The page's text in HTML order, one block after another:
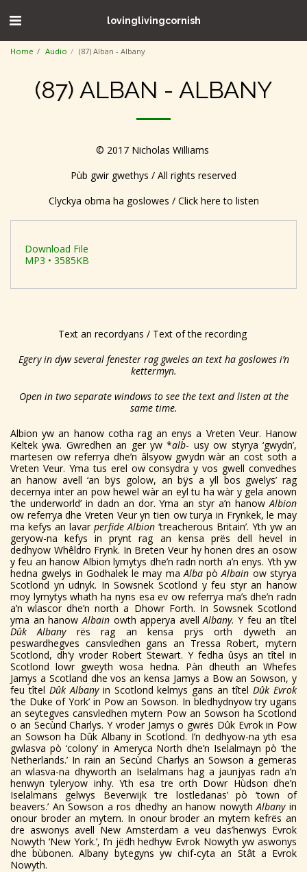
lovinglivingcornish
Home Audio (87) Alban - Albany
(87) ALBAN - ALBANY
© 2017 Nicholas Williams
Pùb gwir gwethys / All rights reserved
Clyckya obma ha goslowes / Click here to listen
Download File
MP3 • 3585KB
Text an recordyans / Text of the recording
Egery in dyw several fenester rag gweles an text ha goslowes i’n
kettermyn.
Open in two separate windows to see the text and listen at the
same time.
Albion yw an hanow cotha rag an enys a Vreten Veur. Hanow
Keltek ywa. Gwredhen an ger yw *alb- usy ow styrya ‘gwydn’,
martesen ow referrya dhe’n âlsyow gwydn wàr an cost soth a
Vreten Veur. Yma tus erel ow consydra y vos gwell convedhes
an hanow avell ‘an bÿs golow, an bÿs a yll bos gwelys’ rag
decernya inter an pow hewel wàr an eyl tu ha wàr y gela anown
‘the underworld’ in dadn an dor. Yma an styr a’n hanowAlbion
ow referrya dhe Vreten Veur yn tien ow turya in Frynkek, le may
ma kefys an lavar perfide Albion ‘treacherous Britain’. Yth yw an
geryow-na kefys in prynt rag an kensa prës dell hevel in
dedhyow Whêldro Frynk. In Breten Veur hy honen dres an osow
y feu an hanow Albion lymytys dhe’n radn north a’n enys. Yth yw
hedna gwelys in Godhalek le may maAlbapòAlbain ow styrya
Scotlond yn udnyk. In Sowsnek Scotlond y feu styr an hanow
moy lymytys whath ha nyns esa ev ow referrya ma’s dhe’n radn
a’n wlascor dhe’n north a Dhowr Forth. In Sowsnek Scotlond
yma an hanowAlbainowth apperya avellAlbany. Y feu an tîtel
Dûk Albanyrës rag an kensa prÿs orth dyweth an
peswardhegves cansvledhen gans an Tressa Robert, mytern
Scotlond, dh’y vroder Robert Stewart. Y fedha ûsys an tîtel in
Scotlond lowr gweyth wosa hedna. Pàn dheuth an Whefes
Jamys a Scotland dhe vos an kensa Jamys a Bow an Sowson, y
feu tîtel Dûk Albanyin Scotlond kelmys gans an tîtelDûk Evrok
‘the Duke of York’ in Pow an Sowson. In bledhydnyow try ugans
an seytegves cansvledhen mytern Pow an Sowson ha Scotlond
o an Secùnd Charlys. Y vroder Jamys o gwrës Dûk Evrok in Pow
an Sowson ha Dûk Albany in Scotlond. I’n dedhyow-na yth esa
gwlasva pò ‘colony’ in Ameryca North dhe’n Iselalmayn pò ‘the
Netherlands.’ In rain an Secùnd Charlys an Sowson a gemeras
an wlasva-na dhyworth an Iselalmans hag a jaunjyas radn a’n
henwyn tyleryow inhy. Yth esa tre orth Dowr Hùdson dhe’n
Iselalmans gelwys Beverwijk ‘tre lostledanas’ pò ‘town of
beavers.’ An Sowson a ros dhedhy an hanow nowythAlbanyin
onour broder an mytern. In onour broder an mytern kefrës an
dre aswonys avell New Amsterdam a veu das’henwys Evrok
Nowyth ‘New York.’‚ I’n jëdh hedhyw Evrok Nowyth yw aswonys
dhe bùbonen. Albany bytegyns yw chif-cyta an Stât a Evrok
Nowyth.